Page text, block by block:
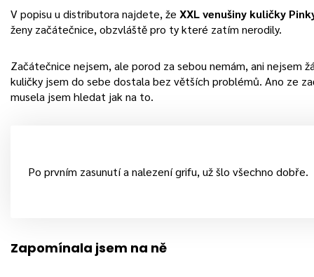
V popisu u distributora najdete, že XXL venušiny kuličky
ženy začátečnice, obzvláště pro ty které zatím nerodily.
Začátečnice nejsem, ale porod za sebou nemám, ani nejsem
kuličky jsem do sebe dostala bez větších problémů. Ano ze
musela jsem hledat jak na to.
Po prvním zasunutí a nalezení grifu, už šlo všechno dobře.
Zapomínala jsem na ně